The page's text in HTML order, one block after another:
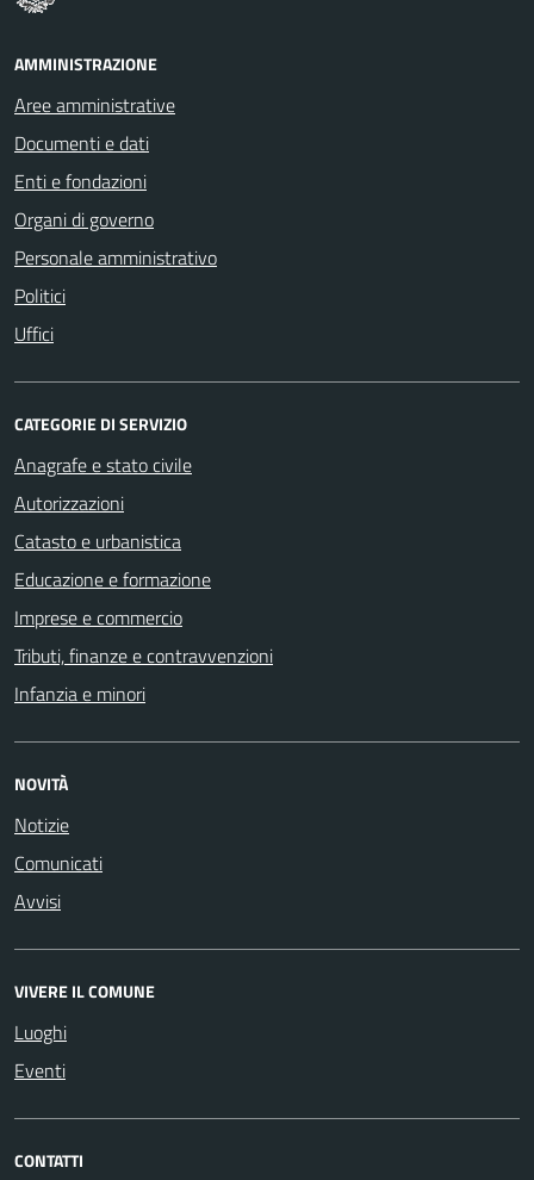
AMMINISTRAZIONE
Aree amministrative
Documenti e dati
Enti e fondazioni
Organi di governo
Personale amministrativo
Politici
Uffici
CATEGORIE DI SERVIZIO
Anagrafe e stato civile
Autorizzazioni
Catasto e urbanistica
Educazione e formazione
Imprese e commercio
Tributi, finanze e contravvenzioni
Infanzia e minori
NOVITÀ
Notizie
Comunicati
Avvisi
VIVERE IL COMUNE
Luoghi
Eventi
CONTATTI